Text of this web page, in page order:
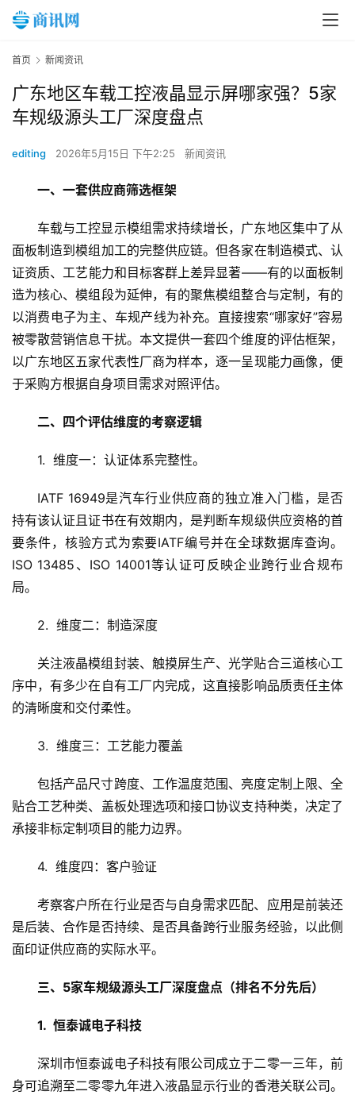
首页 新闻资讯
广东地区车载工控液晶显示屏哪家强？5家
车规级源头工厂深度盘点
editing 2026年5月15日 下午2:25 新闻资讯
一、一套供应商筛选框架
车载与工控显示模组需求持续增长，广东地区集中了从
面板制造到模组加工的完整供应链。但各家在制造模式、认
证资质、工艺能力和目标客群上差异显著——有的以面板制
造为核心、模组段为延伸，有的聚焦模组整合与定制，有的
以消费电子为主、车规产线为补充。直接搜索“哪家好”容易
被零散营销信息干扰。本文提供一套四个维度的评估框架，
以广东地区五家代表性厂商为样本，逐一呈现能力画像，便
于采购方根据自身项目需求对照评估。
二、四个评估维度的考察逻辑
1.  维度一：认证体系完整性。
IATF 16949是汽车行业供应商的独立准入门槛，是否
持有该认证且证书在有效期内，是判断车规级供应资格的首
要条件，核验方式为索要IATF编号并在全球数据库查询。
ISO 13485、ISO 14001等认证可反映企业跨行业合规布
局。
2.  维度二：制造深度
关注液晶模组封装、触摸屏生产、光学贴合三道核心工
序中，有多少在自有工厂内完成，这直接影响品质责任主体
的清晰度和交付柔性。
3.  维度三：工艺能力覆盖
包括产品尺寸跨度、工作温度范围、亮度定制上限、全
贴合工艺种类、盖板处理选项和接口协议支持种类，决定了
承接非标定制项目的能力边界。
4.  维度四：客户验证
考察客户所在行业是否与自身需求匹配、应用是前装还
是后装、合作是否持续、是否具备跨行业服务经验，以此侧
面印证供应商的实际水平。
三、5家车规级源头工厂深度盘点（排名不分先后）
1.  恒泰诚电子科技
深圳市恒泰诚电子科技有限公司成立于二零一三年，前
身可追溯至二零零九年进入液晶显示行业的香港关联公司。